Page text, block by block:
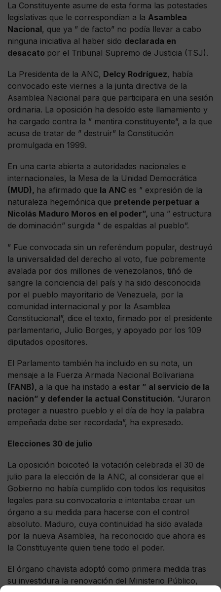
La Constituyente asume de esta forma las potestades
legislativas que le correspondían a la Asamblea
Nacional, que ya ” de facto” no podía llevar a cabo
ninguna iniciativa al haber sido declarada en
desacato por el Tribunal Supremo de Justicia (TSJ).
La Presidenta de la ANC, Delcy Rodríguez, había
convocado este viernes a la junta directiva de la
Asamblea Nacional para que participara en una sesión
ordinaria. La oposición ha desoído este llamamiento y
ha cargado contra la ” mentira constituyente”, a la que
acusa de tratar de ” destruir” la Constitución
promulgada en 1999.
En una carta abierta a autoridades nacionales e
internacionales, la Mesa de la Unidad Democrática
(MUD), ha afirmado que la ANC es ” expresión de la
naturaleza hegemónica que pretende perpetuar a
Nicolás Maduro Moros en el poder”, una ” estructura
de dominación” surgida ” de espaldas al pueblo”.
” Fue convocada sin un referéndum popular, destruyó
la universalidad del derecho al voto, fue pobremente
avalada por dos millones de venezolanos, tiñó de
sangre la conciencia del país y ha sido desconocida
por el pueblo mayoritario de Venezuela, por la
comunidad internacional y por la Asamblea
Constitucional”, dice el texto, firmado por el presidente
parlamentario, Julio Borges, y apoyado por los 109
diputados opositores.
El Parlamento también ha incluido en su nota, un
mensaje a la Fuerza Armada Nacional Bolivariana
(FANB), a la que ha instado a estar ” al servicio de la
nación” y defender la actual Constitución. “Juraron
proteger a nuestro pueblo y el día de hoy la palabra
empeñada debe ser recordada”, ha expresado.
Elecciones 30 de julio
La oposición boicoteó la votación celebrada el 30 de
julio para la elección de la ANC, al considerar que el
Gobierno no había cumplido con todos los requisitos
legales para su convocatoria e intentaba crear un
órgano a su medida para hacerse con el control
absoluto. Maduro, cuya continuidad ha sido avalada
por la nueva Asamblea, ha reconocido que ahora es
la Constituyente quien tiene todo el poder.
El órgano chavista adoptó como primera medida tras
su investidura la renovación del Ministerio Público,